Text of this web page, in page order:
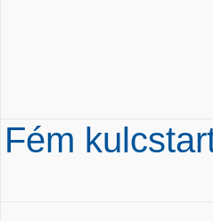
Fém